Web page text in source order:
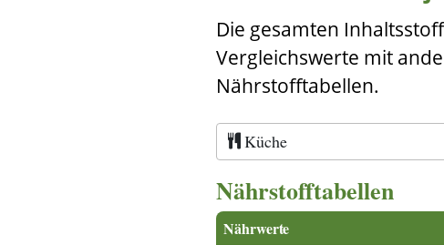
Die gesamten
Vergleichswerte mit
Nährstofftabellen.
Küche
Nährstofftabellen
Nährwerte